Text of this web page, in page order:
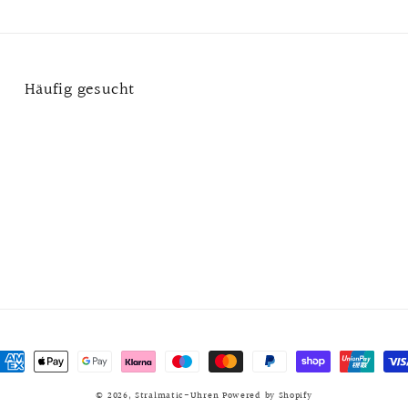
Häufig gesucht
Zahlungsmethoden
© 2026,Stralmatic-Uhren Powered by Shopify